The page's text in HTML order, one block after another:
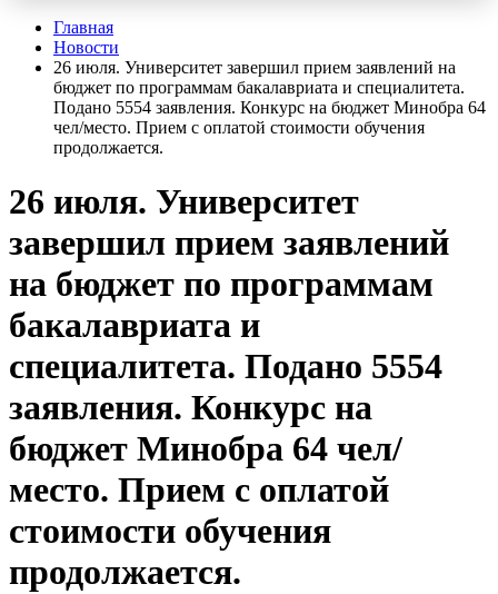
Главная
Новости
26 июля. Университет завершил прием заявлений на
бюджет по программам бакалавриата и специалитета.
Подано 5554 заявления. Конкурс на бюджет Минобра 64
чел/место. Прием с оплатой стоимости обучения
продолжается.
26 июля. Университет
завершил прием заявлений
на бюджет по программам
бакалавриата и
специалитета. Подано 5554
заявления. Конкурс на
бюджет Минобра 64 чел/
место. Прием с оплатой
стоимости обучения
продолжается.